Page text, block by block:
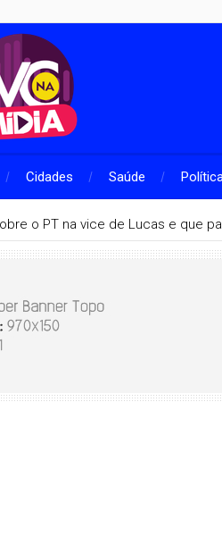
Cidades Saúde
o PT na vice de Lucas e que